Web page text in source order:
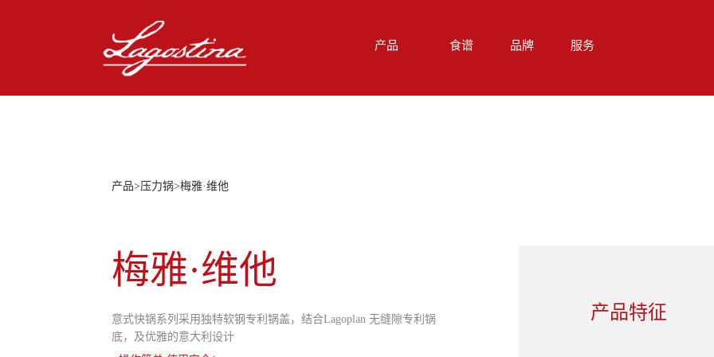
产品 食谱 品牌 服务
产品>压力锅>梅雅·维他
梅雅·维他
意式快锅系列采用独特软钢专利锅盖，结合Lagoplan 无缝隙专利锅
底，及优雅的意大利设计
产品特征